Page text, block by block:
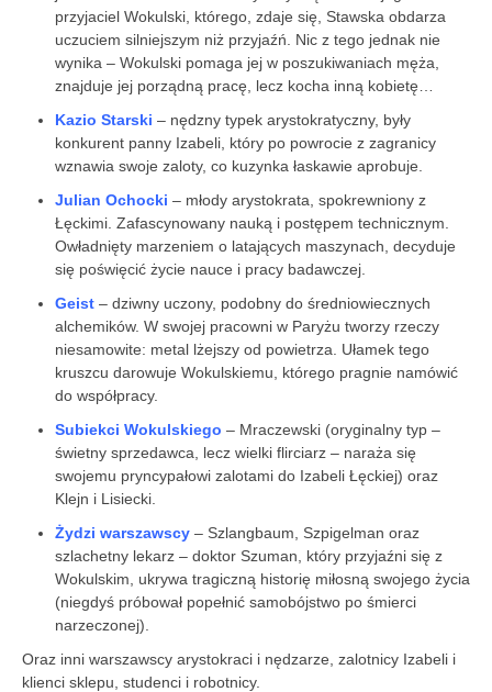
przyjaciel Wokulski, którego, zdaje się, Stawska obdarza
uczuciem silniejszym niż przyjaźń. Nic z tego jednak nie
wynika – Wokulski pomaga jej w poszukiwaniach męża,
znajduje jej porządną pracę, lecz kocha inną kobietę…
Kazio Starski – nędzny typek arystokratyczny, były
konkurent panny Izabeli, który po powrocie z zagranicy
wznawia swoje zaloty, co kuzynka łaskawie aprobuje.
Julian Ochocki – młody arystokrata, spokrewniony z
Łęckimi. Zafascynowany nauką i postępem technicznym.
Owładnięty marzeniem o latających maszynach, decyduje
się poświęcić życie nauce i pracy badawczej.
Geist – dziwny uczony, podobny do średniowiecznych
alchemików. W swojej pracowni w Paryżu tworzy rzeczy
niesamowite: metal lżejszy od powietrza. Ułamek tego
kruszcu darowuje Wokulskiemu, którego pragnie namówić
do współpracy.
Subiekci Wokulskiego – Mraczewski (oryginalny typ –
świetny sprzedawca, lecz wielki flirciarz – naraża się
swojemu pryncypałowi zalotami do Izabeli Łęckiej) oraz
Klejn i Lisiecki.
Żydzi warszawscy – Szlangbaum, Szpigelman oraz
szlachetny lekarz – doktor Szuman, który przyjaźni się z
Wokulskim, ukrywa tragiczną historię miłosną swojego życia
(niegdyś próbował popełnić samobójstwo po śmierci
narzeczonej).
Oraz inni warszawscy arystokraci i nędzarze, zalotnicy Izabeli i
klienci sklepu, studenci i robotnicy.